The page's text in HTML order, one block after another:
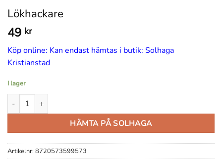
Lökhackare
49 kr
Köp online: Kan endast hämtas i butik: Solhaga
Kristianstad
I lager
Lökhackare mängd
HÄMTA PÅ SOLHAGA
Artikelnr: 8720573599573